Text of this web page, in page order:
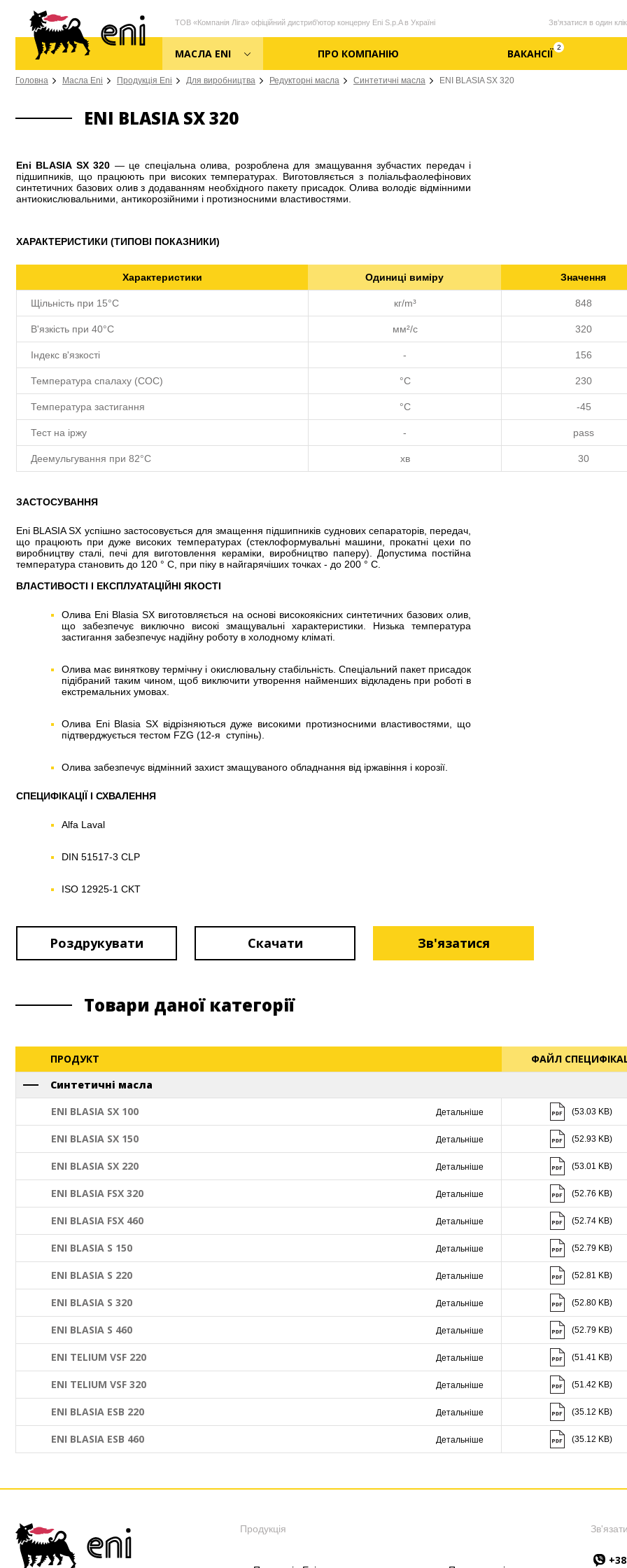
ТОВ «Компанія Ліга» офіційний дистриб'ютор концерну Eni S.p.A в Україні Зв'язатися в один клік
МАСЛА ENI ПРО КОМПАНІЮ ВАКАНСІЇ 2
Головна Масла Eni Продукція Eni Для виробництва Редукторні масла Синтетичні масла ENI BLASIA SX 320
ENI BLASIA SX 320
Eni BLASIA SX 320 — це спеціальна олива, розроблена для змащування зубчастих передач і
підшипників, що працюють при високих температурах. Виготовляється з поліальфаолефінових
синтетичних базових олив з додаванням необхідного пакету присадок. Олива володіє відмінними
антиокислювальними, антикорозійними і протизносними властивостями.
ХАРАКТЕРИСТИКИ (ТИПОВІ ПОКАЗНИКИ)
Характеристики Одиниці виміру Значення
Щільність при 15°С кг/m³ 848
В'язкість при 40°C мм²/с 320
Індекс в'язкості - 156
Температура спалаху (COC) °C 230
Температура застигання °C -45
Тест на іржу - pass
Деемульгування при 82°C хв 30
ЗАСТОСУВАННЯ
Eni BLASIA SX успішно застосовується для змащення підшипників суднових сепараторів, передач,
що працюють при дуже високих температурах (стеклоформувальні машини, прокатні цехи по
виробництву сталі, печі для виготовлення кераміки, виробництво паперу). Допустима постійна
температура становить до 120 ° С, при піку в найгарячіших точках - до 200 ° С.
ВЛАСТИВОСТІ І ЕКСПЛУАТАЦІЙНІ ЯКОСТІ
Олива Eni Blasia SX виготовляється на основі високоякісних синтетичних базових олив,
що забезпечує виключно високі змащувальні характеристики. Низька температура
застигання забезпечує надійну роботу в холодному кліматі.
Олива має виняткову термічну і окислювальну стабільність. Спеціальний пакет присадок
підібраний таким чином, щоб виключити утворення найменших відкладень при роботі в
екстремальних умовах.
Олива Eni Blasia SX відрізняються дуже високими протизносними властивостями, що
підтверджується тестом FZG (12-я ступінь).
Олива забезпечує відмінний захист змащуваного обладнання від іржавіння і корозії.
СПЕЦИФІКАЦІЇ І СХВАЛЕННЯ
Alfa Laval
DIN 51517-3 CLP
ISO 12925-1 CKТ
Роздрукувати Скачати Зв'язатися
Товари даної категорії
ПРОДУКТ
ФАЙЛ
Синтетичні масла
ENI BLASIA SX 100
Детальніше (53.03 KB)
ENI BLASIA SX 150 Детальніше
Скачати (52.93 KB)
(52.93 KB)
ENI BLASIA SX 220 Детальніше
Скачати (53.01 KB)
(53.01 KB)
ENI BLASIA FSX 320 Детальніше
Скачати (52.76 KB)
(52.76 KB)
ENI BLASIA FSX 460 Детальніше
Скачати (52.74 KB)
(52.74 KB)
ENI BLASIA S 150 Детальніше
Скачати (52.79 KB)
(52.79 KB)
ENI BLASIA S 220 Детальніше
Скачати (52.81 KB)
(52.81 KB)
ENI BLASIA S 320 Детальніше
Скачати (52.80 KB)
(52.80 KB)
ENI BLASIA S 460 Детальніше
Скачати (52.79 KB)
(52.79 KB)
ENI TELIUM VSF 220 Детальніше
Скачати (51.41 KB)
(51.41 KB)
ENI TELIUM VSF 320 Детальніше
Скачати (51.42 KB)
(51.42 KB)
ENI BLASIA ESB 220 Детальніше
Скачати (35.12 KB)
(35.12 KB)
ENI BLASIA ESB 460 Детальніше
Скачати (35.12 KB)
(35.12 KB)
Продукція